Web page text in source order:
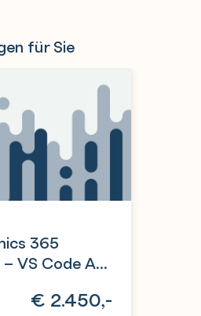
für Sie
365
VS Code AL
€ 2.450,-